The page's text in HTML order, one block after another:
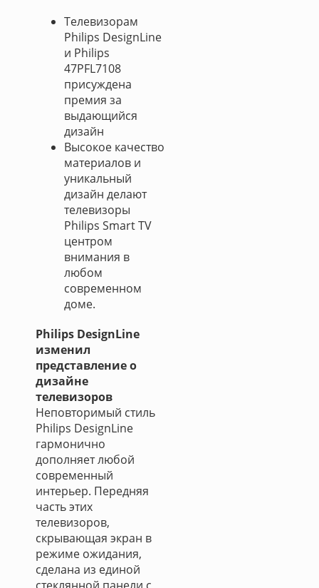
Телевизорам
Philips DesignLine
и Philips
47PFL7108
присуждена
премия за
выдающийся
дизайн
Высокое качество
материалов и
уникальный
дизайн делают
телевизоры
Philips Smart TV
центром
внимания в
любом
современном
доме.
Philips DesignLine
изменил
представление о
дизайне
телевизоров
Неповторимый стиль
Philips DesignLine
гармонично
дополняет любой
современный
интерьер. Передняя
часть этих
телевизоров,
скрывающая экран в
режиме ожидания,
сделана из единой